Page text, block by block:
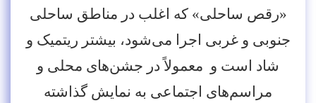
«رقص ساحلی» که اغلب در مناطق ساحلی
جنوبی و غربی اجرا می‌شود، بیشتر ریتمیک و
شاد است و معمولاً در جشن‌های محلی و
مراسم‌های اجتماعی به نمایش گذاشته